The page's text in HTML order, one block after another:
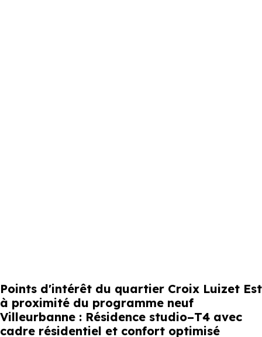
Points d'intérêt du quartier Croix Luizet Est
à proximité du programme neuf
Villeurbanne : Résidence studio–T4 avec
cadre résidentiel et confort optimisé